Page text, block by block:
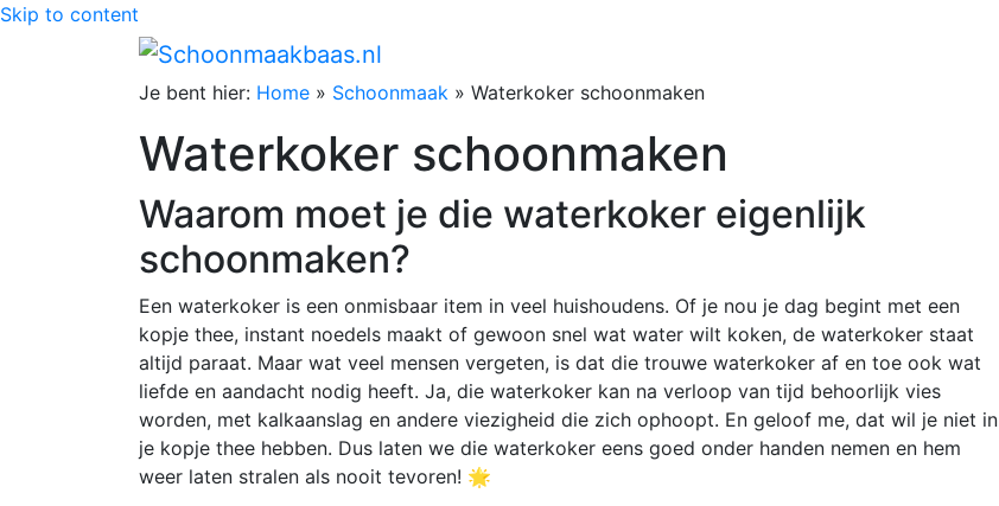
Skip to content
Je bent hier: Home » Schoonmaak » Waterkoker schoonmaken
Waterkoker schoonmaken
Waarom moet je die waterkoker eigenlijk
schoonmaken?
Een waterkoker is een onmisbaar item in veel huishoudens. Of je nou je dag begint met een
kopje thee, instant noedels maakt of gewoon snel wat water wilt koken, de waterkoker staat
altijd paraat. Maar wat veel mensen vergeten, is dat die trouwe waterkoker af en toe ook wat
liefde en aandacht nodig heeft. Ja, die waterkoker kan na verloop van tijd behoorlijk vies
worden, met kalkaanslag en andere viezigheid die zich ophoopt. En geloof me, dat wil je niet in
je kopje thee hebben. Dus laten we die waterkoker eens goed onder handen nemen en hem
weer laten stralen als nooit tevoren! 🌟